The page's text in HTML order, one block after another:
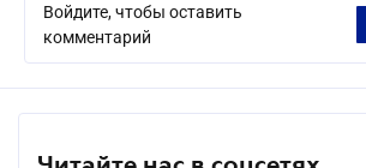
Войдите, чтобы оставить
комментарий